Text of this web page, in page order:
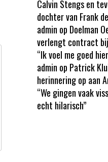
Calvin Stengs en
dochter van Frank
admin op Doelman
verlengt contract
“Ik voel me goed
admin op Patrick
herinnering op aan
“We gingen vaak
echt hilarisch”